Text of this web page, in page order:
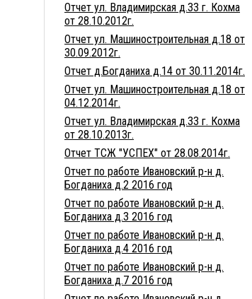
Отчет ул. Владимирская д.33 г. Кохма
от 28.10.2012г.
Отчет ул. Машиностроительная д.18 от
30.09.2012г.
Отчет д.Богданиха д.14 от 30.11.2014г.
Отчет ул. Машиностроительная д.18 от
04.12.2014г.
Отчет ул. Владимирская д.33 г. Кохма
от 28.10.2013г.
Отчет ТСЖ "УСПЕХ" от 28.08.2014г.
Отчет по работе Ивановский р-н д.
Богданиха д.2 2016 год
Отчет по работе Ивановский р-н д.
Богданиха д.3 2016 год
Отчет по работе Ивановский р-н д.
Богданиха д.4 2016 год
Отчет по работе Ивановский р-н д.
Богданиха д.7 2016 год